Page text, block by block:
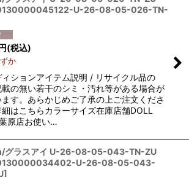
U-26-08-05-026-TN-
(税込)
か
ィションアイテム説明 / リサイクル品の
の無い若干のシミ・汚れ等がある場合が
ます。あらかじめご了承の上ご注文くださ
はこちらカラーサイズ在庫店舗DOLL
原店お使い…
グラスアイ U-26-08-05-043-TN-ZU
U-26-08-05-043-
]